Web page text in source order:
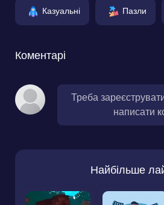
Казуальні Пазли
Коментарі
Треба
написати
Найбільше